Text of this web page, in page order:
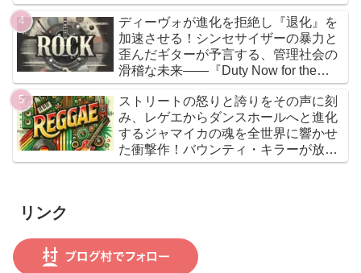
ディーヴォが進化を拒絶し『退化』を
加速させる！シンセサイザーの暴力と
歪んだギターが予言する、管理社会の
滑稽な未来――『Duty Now for the
Future』こそがニューウェイヴの真実
である
ストリートの怒りと誇りをその声に刻
み、レゲエからダンスホールへと進化
するジャマイカの魂を全世界に響かせ
た衝撃作！バウンティ・キラーが放つ
『Bounty Killer』は、貧者の代弁者と
リンク